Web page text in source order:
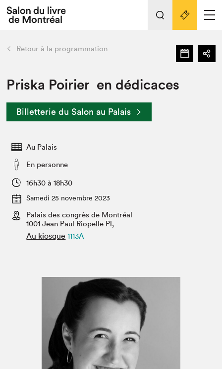
Espace exposant⋅e⋅s
Espace enseignant·e·s
Espace médias
L'événement
Préparer sa visite au Salon
Actualités
SLM PRO
retour Nos activités
Préparer sa visite
Salon dans la ville et en ligne
Projets partenaires
Liens pratiques
Retour à la programmation
Priska Poirier en dédicaces
Billetterie du Salon au Palais
Au Palais
En personne
16h30 à 18h30
Samedi 25 novembre 2023
Palais des congrès de Montréal
1001 Jean Paul Riopelle Pl,
Au kiosque 1113A